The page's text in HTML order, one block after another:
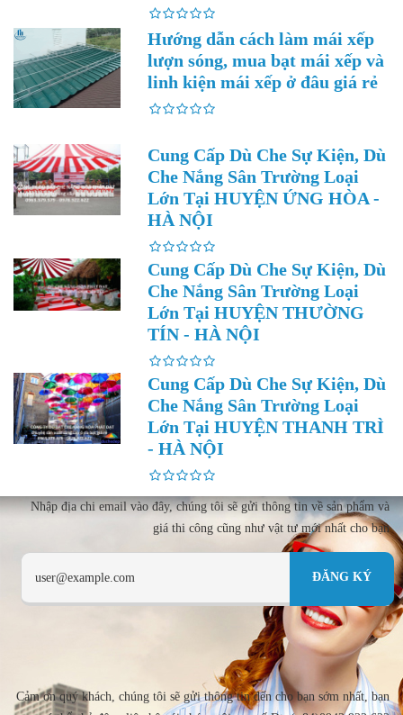
Hướng dẫn cách làm mái xếp
lượn sóng, mua bạt mái xếp và
linh kiện mái xếp ở đâu giá rẻ
Cung Cấp Dù Che Sự Kiện, Dù
Che Nắng Sân Trường Loại
Lớn Tại HUYỆN ỨNG HÒA -
HÀ NỘI
Cung Cấp Dù Che Sự Kiện, Dù
Che Nắng Sân Trường Loại
Lớn Tại HUYỆN THƯỜNG
TÍN - HÀ NỘI
Cung Cấp Dù Che Sự Kiện, Dù
Che Nắng Sân Trường Loại
Lớn Tại HUYỆN THANH TRÌ
- HÀ NỘI
Nhập địa chi email vào đây, chúng tôi sẽ gửi thông tin về sản phẩm và
giá thi công cũng như vật tư mới nhất cho bạn
Cảm ơn quý khách, chúng tôi sẽ gửi thông tin đến cho bạn sớm nhất, bạn